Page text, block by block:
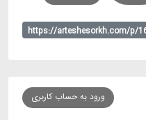
ورود به حساب کاربری